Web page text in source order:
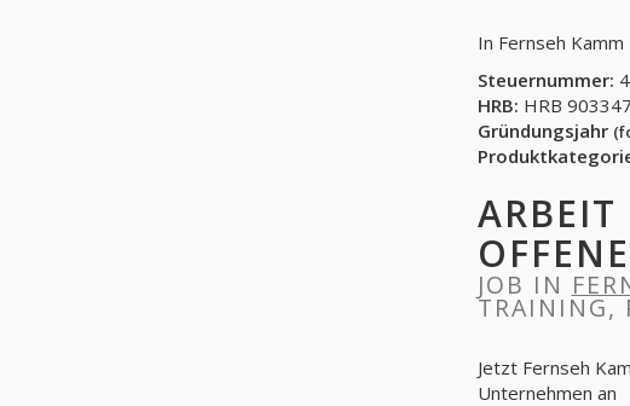
In Fernseh
Steuernummer:
HRB: HRB 903347
Gründungsjahr
ARBEIT
JOB IN
TRAINING,
Jetzt Fernseh
Unternehmen an